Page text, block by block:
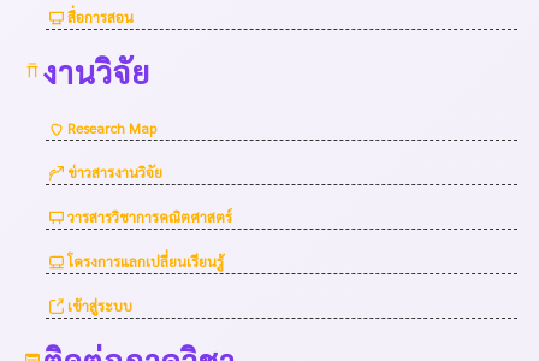
สื่อการสอน
งานวิจัย
Research Map
ข่าวสารงานวิจัย
วารสารวิชาการคณิตศาสตร์
โครงการแลกเปลี่ยนเรียนรู้
เข้าสู่ระบบ